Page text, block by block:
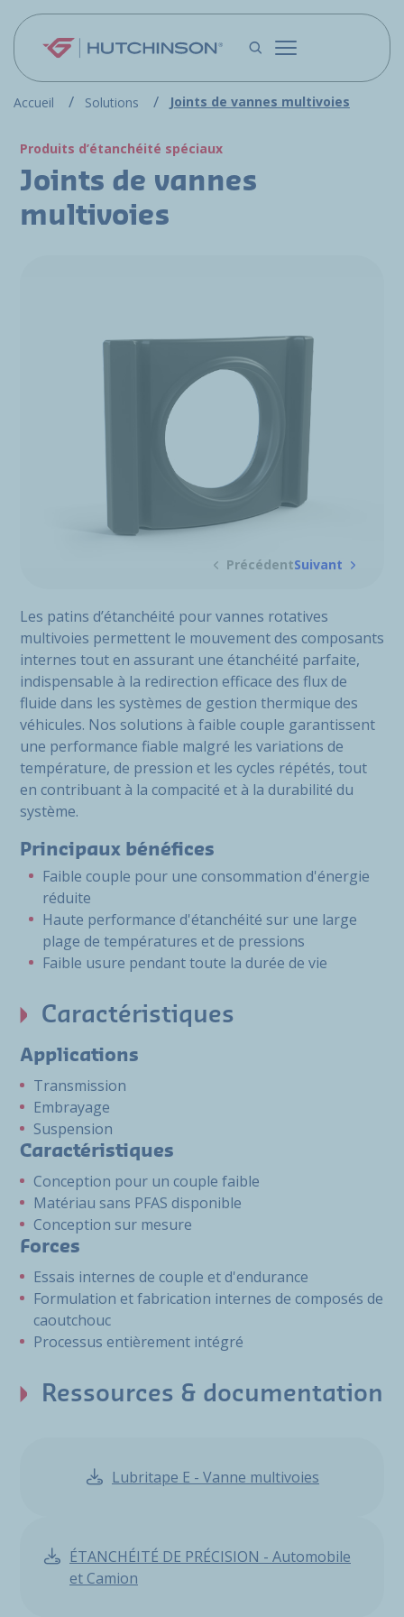
Aller au contenu principal
Accueil Solutions Joints de vannes multivoies
Produits d’étanchéité spéciaux
Joints de vannes
multivoies
PrécédentSuivant
Les patins d’étanchéité pour vannes rotatives
multivoies permettent le mouvement des composants
internes tout en assurant une étanchéité parfaite,
indispensable à la redirection efficace des flux de
fluide dans les systèmes de gestion thermique des
véhicules. Nos solutions à faible couple garantissent
une performance fiable malgré les variations de
température, de pression et les cycles répétés, tout
en contribuant à la compacité et à la durabilité du
système.
Principaux bénéfices
Faible couple pour une consommation d'énergie
réduite
Haute performance d'étanchéité sur une large
plage de températures et de pressions
Faible usure pendant toute la durée de vie
Caractéristiques
Applications
Transmission
Embrayage
Suspension
Caractéristiques
Conception pour un couple faible
Matériau sans PFAS disponible
Conception sur mesure
Forces
Essais internes de couple et d'endurance
Formulation et fabrication internes de composés de
caoutchouc
Processus entièrement intégré
Ressources & documentation
Lubritape E - Vanne multivoies
ÉTANCHÉITÉ DE PRÉCISION - Automobile
et Camion